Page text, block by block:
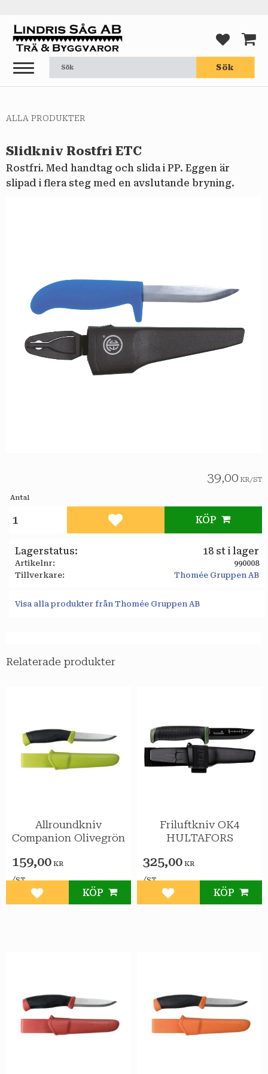
Meny
Sök
ALLA PRODUKTER
Slidkniv Rostfri ETC
Rostfri. Med handtag och slida i PP. Eggen är
slipad i flera steg med en avslutande bryning.
39,00 KR/ST
Antal
KÖP
Lägg till i favoriter
Lagerstatus 18 st i lager
Artikelnr
990008
Tillverkare
Thomée Gruppen AB
Visa alla produkter från Thomée Gruppen AB
Relaterade produkter
Allroundkniv
Companion Olivegrön
159,00 KR
/ST
Lägg till i favoriter
KÖP
Friluftkniv OK4
HULTAFORS
325,00 KR
/ST
Lägg till i favoriter
KÖP